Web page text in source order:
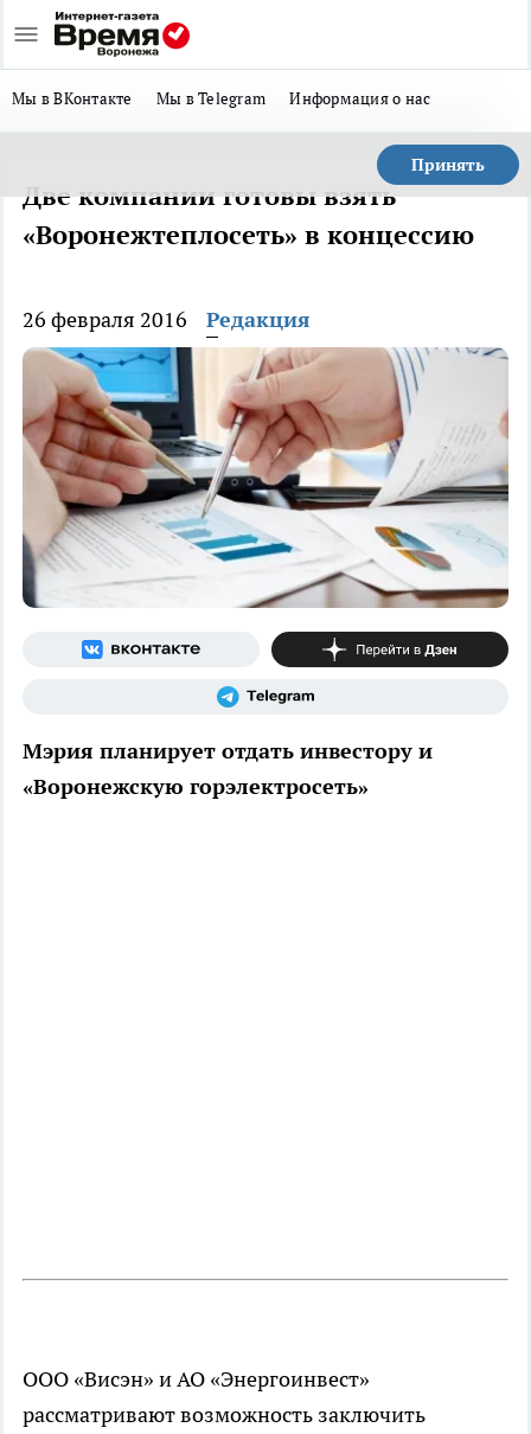
Мы в ВКонтакте Мы в Telegram Информация о нас
Принять
Две компании готовы взять
«Воронежтеплосеть» в концессию
26 февраля 2016 Редакция
Мэрия планирует отдать инвестору и
«Воронежскую горэлектросеть»
ООО «Висэн» и АО «Энергоинвест»
рассматривают возможность заключить